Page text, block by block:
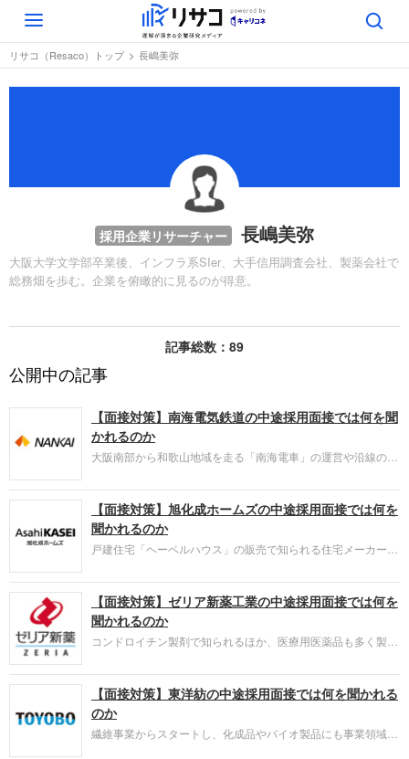
Toggle
navigation
リサコ（Resaco）トップ 長嶋美弥
採用企業リサーチャー 長嶋美弥
大阪大学文学部卒業後、インフラ系SIer、大手信用調査会社、製薬会社で
総務畑を歩む。企業を俯瞰的に見るのが得意。
記事総数：89
公開中の記事
【面接対策】南海電気鉄道の中途採用面接では何を聞
かれるのか
大阪南部から和歌山地域を走る「南海電車」の運営や沿線の開
事への取り組み方やこれまでの成果を具体的に問われるほか、
キャリアシートだけでは見えてこない「人間性」も評価されま
す。即戦力として、ともに働く仲間として多角的に評価される
ので事前にしっかり対策をすすめましょう。
【面接対策】旭化成ホームズの中途採用面接では何を
聞かれるのか
戸建住宅「ヘーベルハウス」の販売で知られる住宅メーカー、
組み方やこれまでの成果を具体的に問われるほか、キャリアシ
ートだけでは見えてこない「人間性」も評価されます。即戦力
として、ともに働く仲間として多角的に評価されるので事前に
しっかり対策をすすめましょう。
【面接対策】ゼリア新薬工業の中途採用面接では何を
聞かれるのか
コンドロイチン製剤で知られるほか、医療用医薬品も多く製
仕事への取り組み方やこれまでの成果を具体的に問われるほ
か、キャリアシートだけでは見えてこない「人間性」も評価さ
れます。即戦力として、ともに働く仲間として多角的に評価さ
れるので事前にしっかり対策をすすめましょう。
【面接対策】東洋紡の中途採用面接では何を聞かれる
のか
繊維事業からスタートし、化成品やバイオ製品にも事業領域を